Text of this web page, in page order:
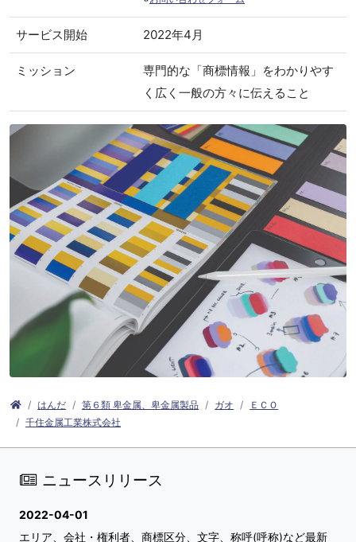
サービス開始 2022年4月
ミッション
専門的な「商標情報」をわかりやす
く広く一般の方々に伝えること
はんだ 第６類 卑金属、卑金属製品 ガオ
ＥＣＯ
千住金属工業株式会社
ニュースリリース
2022-04-01
エリア、会社・権利者、商標区分、文字、称呼(呼称)など最新